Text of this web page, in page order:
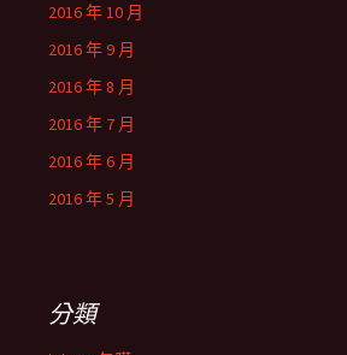
2016 年 10 月
2016 年 9 月
2016 年 8 月
2016 年 7 月
2016 年 6 月
2016 年 5 月
分類